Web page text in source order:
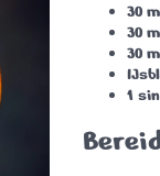
30
30
30
1